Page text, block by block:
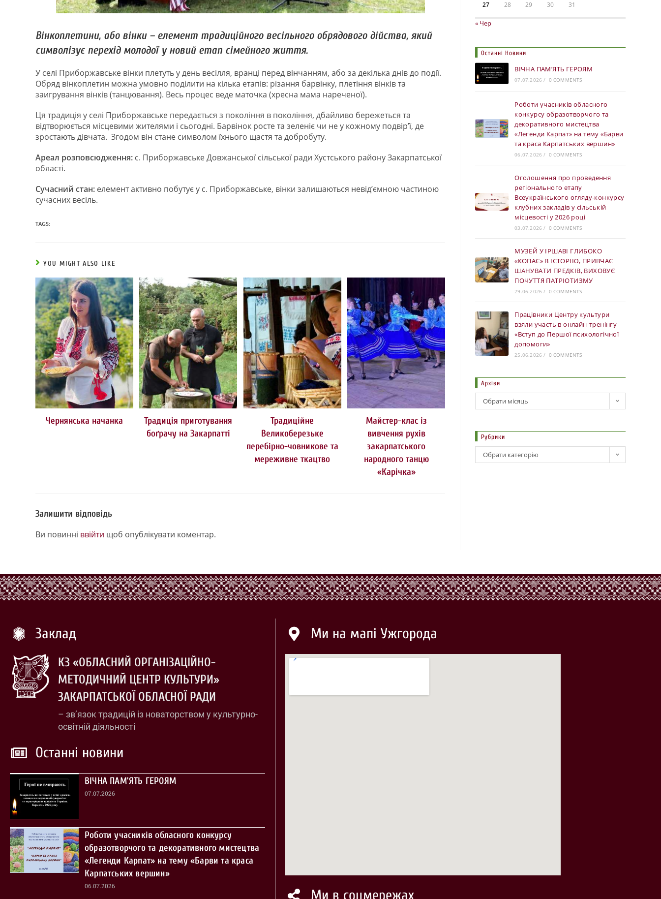
Вінкоплетини, або вінки – елемент традиційного весільного обрядового дійства, який
символізує перехід молодої у новий етап сімейного життя.
У селі Приборжавське вінки плетуть у день весілля, вранці перед вінчанням, або за декілька днів до події.
Обряд вінкоплетин можна умовно поділити на кілька етапів: різання барвінку, плетіння вінків та
заигрування вінків (танцювання). Весь процес веде маточка (хресна мама нареченої).
Ця традиція у селі Приборжавське передається з покоління в покоління, дбайливо бережеться та
відтворюється місцевими жителями і сьогодні. Барвінок росте та зеленіє чи не у кожному подвір’ї, де
зростають дівчата. Згодом він стане символом їхнього щастя та добробуту.
Ареал розповсюдження: с. Приборжавське Довжанської сільської ради Хустського району Закарпатської
області.
Сучасний стан: елемент активно побутує у с. Приборжавське, вінки залишаються невід’ємною частиною
сучасних весіль.
TAGS:
YOU MIGHT ALSO LIKE
Чернянська начанка
Традиція приготування
боґрачу на Закарпатті
Традиційне
Великоберезьке
перебірно-човникове та
мереживне ткацтво
Майстер-клас із
вивчення рухів
закарпатського
народного танцю
«Карічка»
Залишити відповідь
Ви повинні ввійти щоб опублікувати коментар.
27 28 29 30 31
« Чер
Останні Новини
ВІЧНА ПАМ’ЯТЬ ГЕРОЯМ
07.07.2026 / 0 COMMENTS
Роботи учасників обласного
конкурсу образотворчого та
декоративного мистецтва
«Легенди Карпат» на тему «Барви
та краса Карпатських вершин»
06.07.2026 / 0 COMMENTS
Оголошення про проведення
регіонального етапу
Всеукраїнського огляду-конкурсу
клубних закладів у сільській
місцевості у 2026 році
03.07.2026 / 0 COMMENTS
МУЗЕЙ У ІРШАВІ ГЛИБОКО
«КОПАЄ» В ІСТОРІЮ, ПРИВЧАЄ
ШАНУВАТИ ПРЕДКІВ, ВИХОВУЄ
ПОЧУТТЯ ПАТРІОТИЗМУ
29.06.2026 / 0 COMMENTS
Працівники Центру культури
взяли участь в онлайн-тренінгу
«Вступ до Першої психологічної
допомоги»
25.06.2026 / 0 COMMENTS
Архіви
Обрати місяць
Рубрики
Обрати категорію
Заклад
КЗ «ОБЛАСНИЙ ОРГАНІЗАЦІЙНО-
МЕТОДИЧНИЙ ЦЕНТР КУЛЬТУРИ»
ЗАКАРПАТСЬКОЇ ОБЛАСНОЇ РАДИ
– зв’язок традицій із новаторством у культурно-
освітній діяльності
Останні новини
ВІЧНА ПАМ’ЯТЬ ГЕРОЯМ
07.07.2026
Роботи учасників обласного конкурсу
образотворчого та декоративного мистецтва
«Легенди Карпат» на тему «Барви та краса
Карпатських вершин»
06.07.2026
Ми на мапі Ужгорода
Ми в соцмережах